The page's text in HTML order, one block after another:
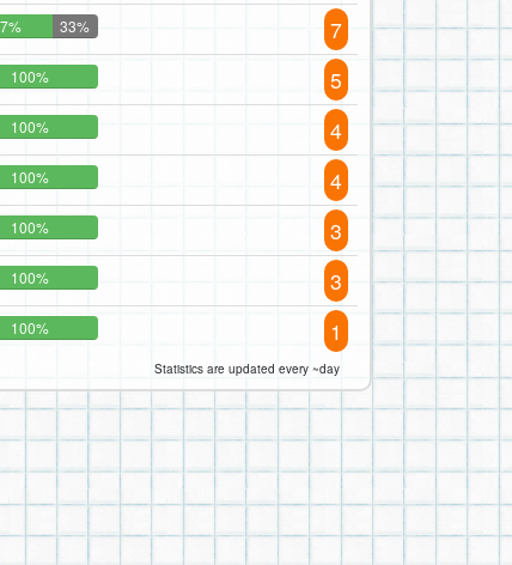
33% 7
100% 5
100% 4
100% 4
100% 3
100% 3
100% 1
Statistics are updated every ~day